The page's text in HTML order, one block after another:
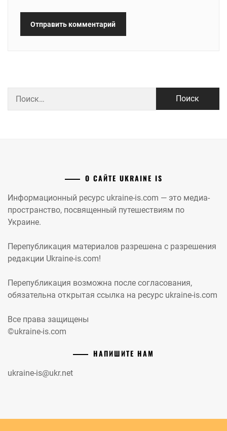
О САЙТЕ UKRAINE IS
Информационный ресурс ukraine-is.com — это медиа-
пространство, посвященный путешествиям по
Украине.
Перепубликация материалов разрешена с разрешения
редакции Ukraine-is.com!
Перепубликация возможна после согласования,
обязательна открытая ссылка на ресурс ukraine-is.com
Все права защищены
©ukraine-is.com
НАПИШИТЕ НАМ
ukraine-is@ukr.net